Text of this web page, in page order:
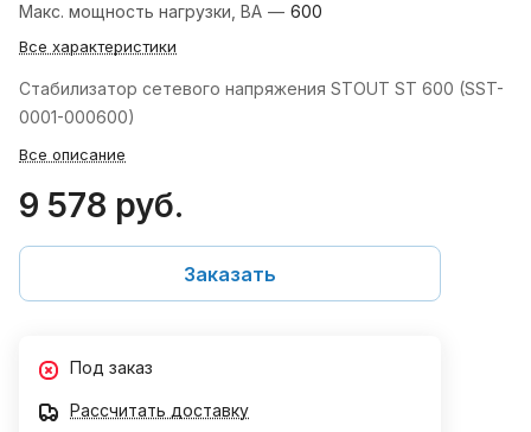
Макс. мощность нагрузки, ВА — 600
Все характеристики
Стабилизатор сетевого напряжения STOUT ST 600 (SST-
0001-000600)
Все описание
9 578 руб.
Заказать
Под заказ
Рассчитать доставку